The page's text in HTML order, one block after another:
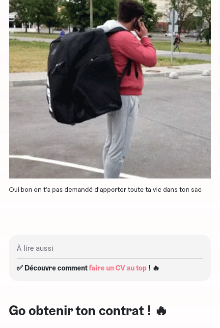
Oui bon on t’a pas demandé d’apporter toute ta vie dans ton sac
À lire aussi
✅ Découvre commentfaire un CV au top ! 🔥
Go obtenir ton contrat ! 🔥